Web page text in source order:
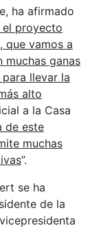
ha afirmado
el proyecto
que vamos a
muchas ganas
llevar la
alto
a la Casa
de este
muchas
”.
se ha
de la